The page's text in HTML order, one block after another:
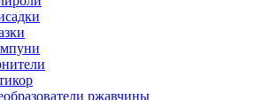
ржавчины